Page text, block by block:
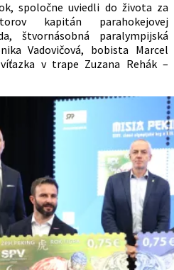
spoločne uviedli do života za
kapitán parahokejovej
štvornásobná paralympijská
Vadovičová, bobista Marcel
v trape Zuzana Rehák –